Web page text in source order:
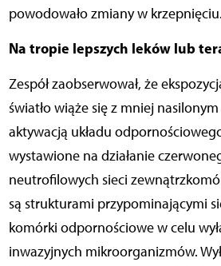
powodowało zmiany w krzepnięciu.
Na tropie lepszych leków lub
Zespół zaobserwował, że
światło wiąże się z mniej
aktywacją układu
wystawione na działanie
neutrofilowych sieci
są strukturami przypominającymi
komórki odpornościowe w celu
inwazyjnych mikroorganizmów.